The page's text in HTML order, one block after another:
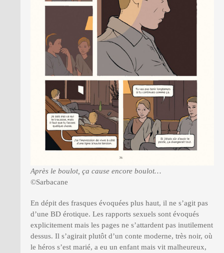
Après le boulot, ça cause encore boulot…
©Sarbacane
En dépit des frasques évoquées plus haut, il ne s’agit pas
d’une BD érotique. Les rapports sexuels sont évoqués
explicitement mais les pages ne s’attardent pas inutilement
dessus. Il s’agirait plutôt d’un conte moderne, très noir, où
le héros s’est marié, a eu un enfant mais vit malheureux,